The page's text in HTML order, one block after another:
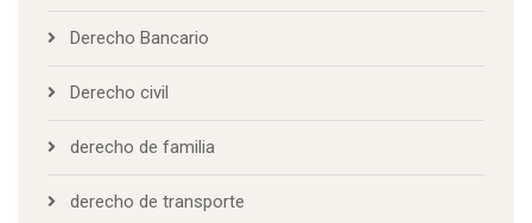
Derecho Bancario
Derecho civil
derecho de familia
derecho de transporte